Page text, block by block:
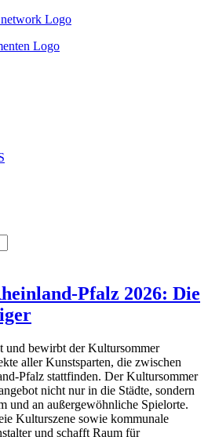
Pfalz 2026: Die
und bewirbt der Kultursommer
aller Kunstsparten, die zwischen
Pfalz stattfinden. Der Kultursommer
nicht nur in die Städte, sondern
und an außergewöhnliche Spielorte.
Kulturszene sowie kommunale
und schafft Raum für